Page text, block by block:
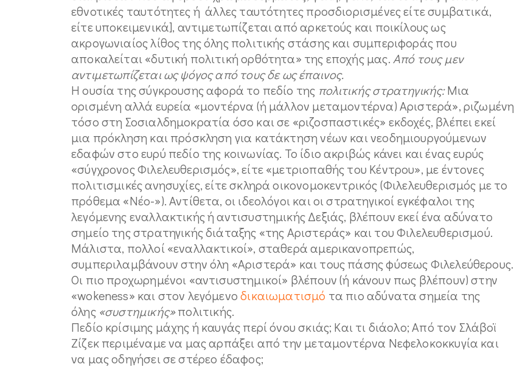
εθνοτικές ταυτότητες ή άλλες ταυτότητες προσδιορισμένες είτε συμβατικά,
είτε υποκειμενικά], αντιμετωπίζεται από αρκετούς και ποικίλους ως
ακρογωνιαίος λίθος της όλης πολιτικής στάσης και συμπεριφοράς που
αποκαλείται «δυτική πολιτική ορθότητα» της εποχής μας. Από τους μεν
αντιμετωπίζεται ως ψόγος από τους δε ως έπαινος.
Η ουσία της σύγκρουσης αφορά το πεδίο της πολιτικής στρατηγικής:Μια
ορισμένη αλλά ευρεία «μοντέρνα (ή μάλλον μεταμοντέρνα) Αριστερά», ριζωμένη
τόσο στη Σοσιαλδημοκρατία όσο και σε «ριζοσπαστικές» εκδοχές, βλέπει εκεί
μια πρόκληση και πρόσκληση για κατάκτηση νέων και νεοδημιουργούμενων
εδαφών στο ευρύ πεδίο της κοινωνίας. Το ίδιο ακριβώς κάνει και ένας ευρύς
«σύγχρονος Φιλελευθερισμός», είτε «μετριοπαθής του Κέντρου», με έντονες
πολιτισμικές ανησυχίες, είτε σκληρά οικονομοκεντρικός (Φιλελευθερισμός με το
πρόθεμα «Νέο-»). Αντίθετα, οι ιδεολόγοι και οι στρατηγικοί εγκέφαλοι της
λεγόμενης εναλλακτικής ή αντισυστημικής Δεξιάς, βλέπουν εκεί ένα αδύνατο
σημείο της στρατηγικής διάταξης «της Αριστεράς» και του Φιλελευθερισμού.
Μάλιστα, πολλοί «εναλλακτικοί», σταθερά αμερικανοπρεπώς,
συμπεριλαμβάνουν στην όλη «Αριστερά» και τους πάσης φύσεως Φιλελεύθερους.
Οι πιο προχωρημένοι «αντισυστημικοί» βλέπουν (ή κάνουν πως βλέπουν) στην
«wokeness» και στον λεγόμενοδικαιωματισμό τα πιο αδύνατα σημεία της
όλης «συστημικής»πολιτικής.
Πεδίο κρίσιμης μάχης ή καυγάς περί όνου σκιάς; Και τι διάολο; Από τον Σλάβοϊ
Ζίζεκ περιμέναμε να μας αρπάξει από την μεταμοντέρνα Νεφελοκοκκυγία και
να μας οδηγήσει σε στέρεο έδαφος;